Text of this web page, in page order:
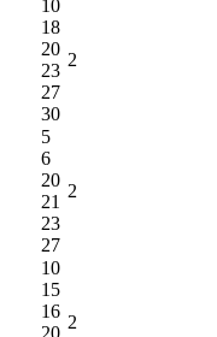
10
18
20
23
27
30
2
5
6
20
21
23
27
2
10
15
16
20
2